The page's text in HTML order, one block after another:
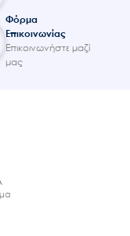
Φόρμα
Επικοινωνίας
Επικοινωνήστε μαζί
μας